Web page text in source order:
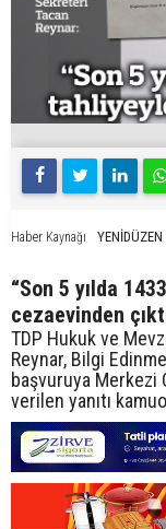
Haber Kaynağı YENİDÜZEN
“Son 5 yılda
cezaevinden
TDP Hukuk ve
Reynar, Bilgi
başvuruya Merkezi
verilen yanıtı